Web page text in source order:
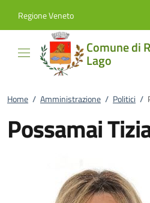
Regione Veneto
Comune di
Lago
Home / Amministrazione / Politici /
Possamai